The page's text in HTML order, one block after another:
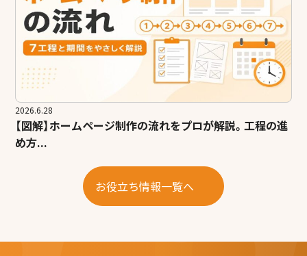
2026.6.28
【図解】ホームページ制作の流れをプロが解説。工程の進
め方...
お役立ち情報一覧へ